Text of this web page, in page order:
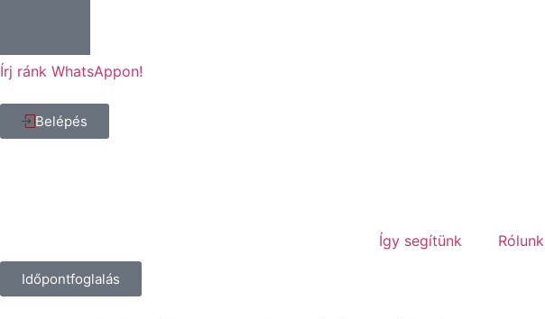
Írj ránk WhatsAppon!
Belépés
Így segítünk Rólunk
Időpontfoglalás